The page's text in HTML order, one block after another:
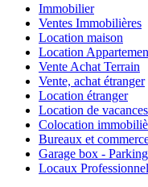
Immobilier
Ventes Immobilières
Location maison
Location
Vente Achat Terrain
Vente, achat étranger
Location étranger
Location de vacances
Colocation
Bureaux et
Garage box - Parking
Locaux